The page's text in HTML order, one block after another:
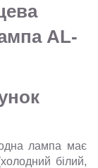
AL-
лампа має
білий,